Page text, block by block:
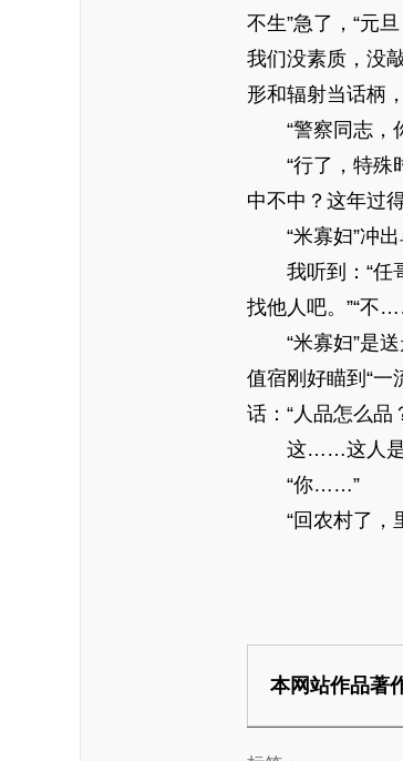
不生”急了，“元
我们没素质，没
形和辐射当话柄
“警察同志
“行了，特殊
中不中？这年过
“米寡妇”冲
我听到：“
找他人吧。”“不
“米寡妇”是
值宿刚好瞄到“一
话：“人品怎么品
这……这人是
“你……”
“回农村了，
本网站作品著